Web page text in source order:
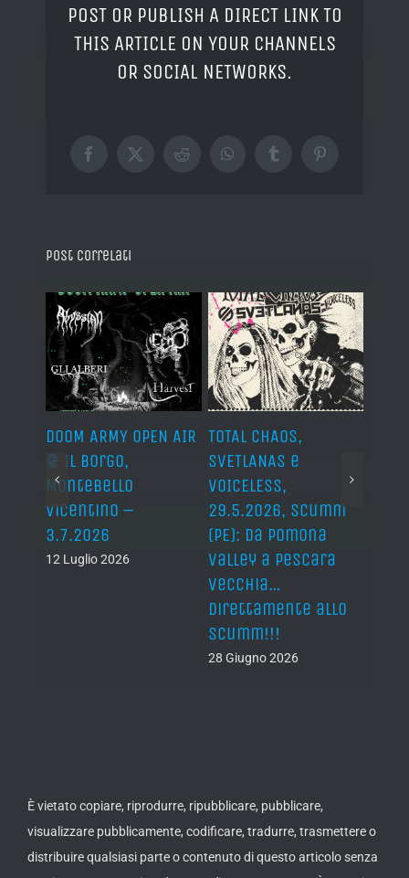
POST OR PUBLISH A DIRECT LINK TO
THIS ARTICLE ON YOUR CHANNELS
OR SOCIAL NETWORKS.
Facebook
X RedditWhatsAppTumblrPinterest
Post correlati
DOOM ARMY OPEN AIR
@ Il Borgo,
Montebello
Vicentino –
3.7.2026
12 Luglio 2026
TOTAL CHAOS,
SVETLANAS e
VOICELESS,
29.5.2026, Scumm
(PE): da Pomona
Valley a Pescara
vecchia…
direttamente allo
Scumm!!!
28 Giugno 2026
È vietato copiare, riprodurre, ripubblicare, pubblicare,
visualizzare pubblicamente, codificare, tradurre, trasmettere o
distribuire qualsiasi parte o contenuto di questo articolo senza